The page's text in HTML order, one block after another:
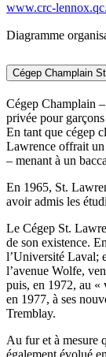
www.crc-
Diagramme
Cégep Champlain
Cégep Champlain
privée pour
En tant que cégep
Lawrence offrait un
– menant à un
En 1965, St.
avoir admis les
Le Cégep St.
de son existence.
l’Université Laval;
l’avenue Wolfe,
puis, en 1972, au «
en 1977, à ses
Tremblay.
Au fur et à mesure
également évolué